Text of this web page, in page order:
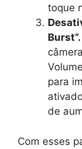
toque
Burst”.
para
de
Com esses